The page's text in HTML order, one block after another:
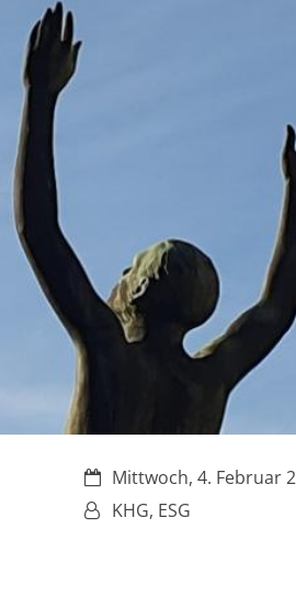
Datum:Mittwoch, 4. Februar
Von:KHG, ESG